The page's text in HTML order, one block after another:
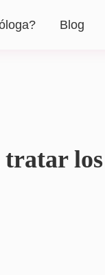
Blog
los